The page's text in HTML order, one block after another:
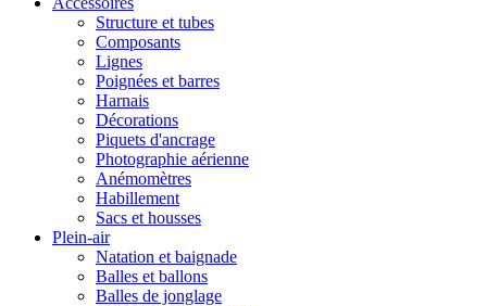
Structure et tubes
Composants
Lignes
Poignées et barres
Harnais
Décorations
Piquets d'ancrage
Photographie aérienne
Anémomètres
Habillement
Sacs et housses
Plein-air
Natation et baignade
Balles et ballons
Balles de jonglage